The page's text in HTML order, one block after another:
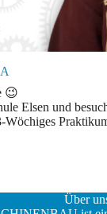
😉
Elsen und
Wöchiges
Über